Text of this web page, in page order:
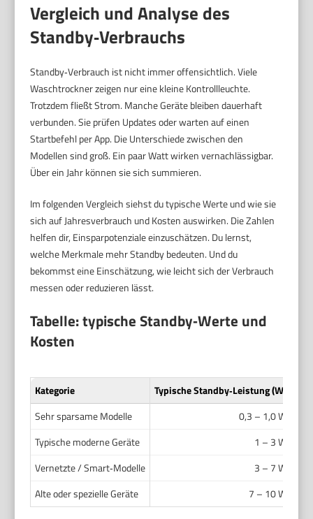
Vergleich und Analyse des
Standby‑Verbrauchs
Standby‑Verbrauch ist nicht immer offensichtlich. Viele
Waschtrockner zeigen nur eine kleine Kontrollleuchte.
Trotzdem fließt Strom. Manche Geräte bleiben dauerhaft
verbunden. Sie prüfen Updates oder warten auf einen
Startbefehl per App. Die Unterschiede zwischen den
Modellen sind groß. Ein paar Watt wirken vernachlässigbar.
Über ein Jahr können sie sich summieren.
Im folgenden Vergleich siehst du typische Werte und wie sie
sich auf Jahresverbrauch und Kosten auswirken. Die Zahlen
helfen dir, Einsparpotenziale einzuschätzen. Du lernst,
welche Merkmale mehr Standby bedeuten. Und du
bekommst eine Einschätzung, wie leicht sich der Verbrauch
messen oder reduzieren lässt.
Tabelle: typische Standby‑Werte und
Kosten
Kategorie Typische Standby‑Leistung (W)
Sehr sparsame Modelle
0,3 – 1,0 W
Typische moderne Geräte
1 – 3 W
Vernetzte / Smart‑Modelle
3 – 7 W
Alte oder spezielle Geräte
7 – 10 W